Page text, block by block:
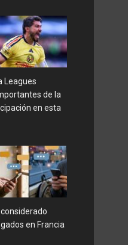
Leagues
de la
en esta
en Francia